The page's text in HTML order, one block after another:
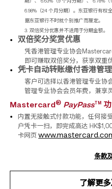
期）、 6.63%（9 个月分期）、 6.78%
6.98%（24 个月分期）。东亚银行有权
据东亚银行不时就个别推广而厘定。
3. 双倍奖分优惠并不适用于分期金额。
双倍奖分奖赏优惠
凭香港管理专业协会
即可赚取双倍奖分，获享双重
凭卡自动转账缴付香港管
客户可选择以香港管理专业协
管理专业协会会员年费，兼享
Mastercard ® PayPassTM
内置无接触式付款功能，任何接
户凭卡一扫，即完成高达
卡网页
条款
了解更